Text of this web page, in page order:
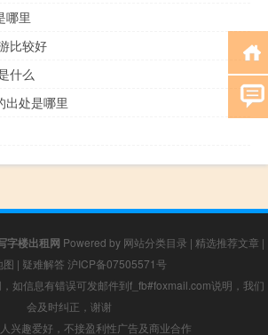
哪里
比较好
什么
出处是哪里
字楼出租网 Powered by 网站分类目录 | 精选推荐文章 |
图 | 疑难解答 沪ICP备07505571号
如信息有错误可发邮件到f_fb#foxmail.com说明，我们
会及时纠正，谢谢
兴趣爱好，不接盈利性广告及商业合作